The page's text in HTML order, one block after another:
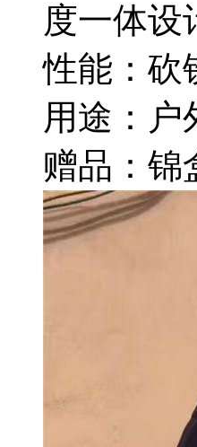
度一体设
性能：砍
用途：户
赠品：锦